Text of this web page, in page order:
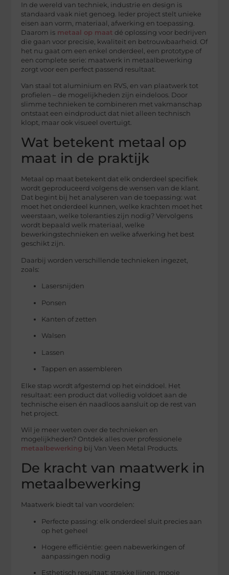
In de wereld van techniek, industrie en design is
standaard vaak niet genoeg. Ieder project stelt unieke
eisen aan vorm, materiaal, afwerking en toepassing.
Daarom is metaal op maat dé oplossing voor bedrijven
die gaan voor precisie, kwaliteit en betrouwbaarheid. Of
het nu gaat om een enkel onderdeel, een prototype of
een complete serie: maatwerk in metaalbewerking
zorgt voor een perfect passend resultaat.
Van staal tot aluminium en RVS, en van plaatwerk tot
profielen – de mogelijkheden zijn eindeloos. Door
slimme technieken te combineren met vakmanschap
ontstaat een eindproduct dat niet alleen technisch
klopt, maar ook visueel overtuigt.
Wat betekent metaal op
maat in de praktijk
Metaal op maat betekent dat elk onderdeel specifiek
wordt geproduceerd volgens de wensen van de klant.
Dat begint bij het analyseren van de toepassing: wat
moet het onderdeel kunnen, welke krachten moet het
weerstaan, welke toleranties zijn nodig? Vervolgens
wordt bepaald welk materiaal, welke
bewerkingstechnieken en welke afwerking het best
geschikt zijn.
Daarbij worden verschillende technieken ingezet,
zoals:
Lasersnijden
Ponsen
Kanten of zetten
Walsen
Lassen
Tappen en assembleren
Elke stap wordt afgestemd op het einddoel. Het
resultaat: een product dat volledig voldoet aan de
technische eisen én naadloos aansluit op de rest van
het project.
Wil je meer weten over de technieken en
mogelijkheden? Ontdek alles over professionele
metaalbewerking bij Van Veen Metal Products.
De kracht van maatwerk in
metaalbewerking
Maatwerk biedt tal van voordelen:
Perfecte passing: elk onderdeel sluit precies aan
op het geheel
Hogere efficiëntie: geen nabewerkingen of
aanpassingen nodig
Esthetisch resultaat: strakke lijnen, mooie